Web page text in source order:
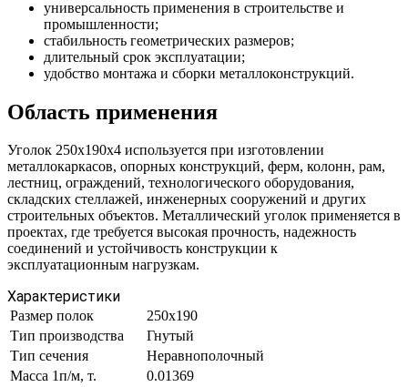
универсальность применения в строительстве и
промышленности;
стабильность геометрических размеров;
длительный срок эксплуатации;
удобство монтажа и сборки металлоконструкций.
Область применения
Уголок 250х190х4 используется при изготовлении
металлокаркасов, опорных конструкций, ферм, колонн, рам,
лестниц, ограждений, технологического оборудования,
складских стеллажей, инженерных сооружений и других
строительных объектов. Металлический уголок применяется в
проектах, где требуется высокая прочность, надежность
соединений и устойчивость конструкции к
эксплуатационным нагрузкам.
Характеристики
Размер полок
250х190
Тип производства
Гнутый
Тип сечения
Неравнополочный
Масса 1п/м, т.
0.01369